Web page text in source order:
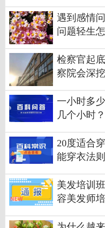
遇到感情
问题轻生
检察官起
察院会深
一小时多
几个小时？
20度适合
能穿衣法则
美发培训
容美发师